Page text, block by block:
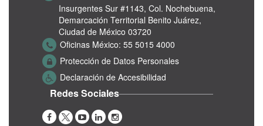
Insurgentes Sur #1143, Col. Nochebuena,
Demarcación Territorial Benito Juárez,
Ciudad de México 03720
Oficinas México: 55 5015 4000
Protección de Datos Personales
Declaración de Accesibilidad
Redes Sociales